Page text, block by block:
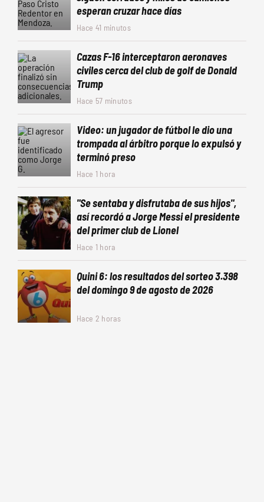
esperan cruzar hace días
Hace 41 minutos
Cazas F-16 interceptaron aeronaves
civiles cerca del club de golf de Donald
Trump
Hace 57 minutos
Video: un jugador de fútbol le dio una
trompada al árbitro porque lo expulsó y
terminó preso
Hace 1 hora
"Se sentaba y disfrutaba de sus hijos",
así recordó a Jorge Messi el presidente
del primer club de Lionel
Hace 1 hora
Quini 6: los resultados del sorteo 3.398
del domingo 9 de agosto de 2026
Hace 2 horas